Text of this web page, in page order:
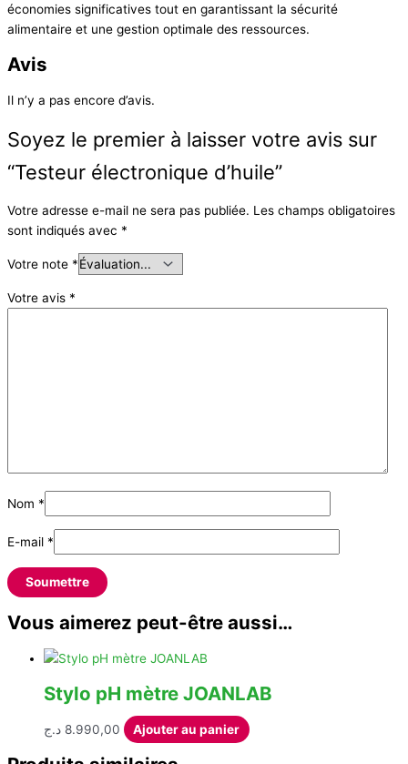
économies significatives tout en garantissant la sécurité
alimentaire et une gestion optimale des ressources.
Avis
Il n’y a pas encore d’avis.
Soyez le premier à laisser votre avis sur
“Testeur électronique d’huile”
Votre adresse e-mail ne sera pas publiée. Les champs obligatoires
sont indiqués avec *
Votre note *
Votre avis *
Nom *
E-mail *
Vous aimerez peut-être aussi…
Stylo pH mètre JOANLAB
8.990,00 د.ج Ajouter au panier